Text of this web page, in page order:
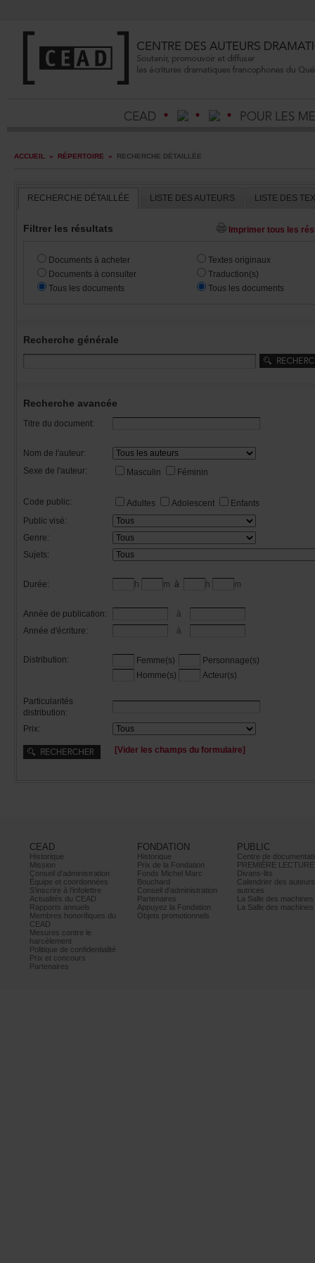
ACCUEIL » RÉPERTOIRE » RECHERCHEDÉTAILLÉE
RECHERCHEDÉTAILLÉE LISTEDESAUTEURS
Filtrerlesrésultats
Documentsàacheter
Documentsàconsulter
Touslesdocuments
Textesoriginaux
Traduction(s)
Touslesdocuments
Recherchegénérale
Rechercheavancée
Titredudocument:
Nomdel'auteur:
Sexedel'auteur:
Masculin Féminin
Codepublic: Adultes Adolescent
Enfants
Publicvisé:
Genre:
Sujets:
Durée: h m à h m
Annéedepublication:
à
Annéed'écriture:
à
Distribution: Femme(s)
Personnage(s)
Homme(s)
Acteur(s)
Particularités
distribution:
Prix:
[Viderleschampsduformulaire]
CEAD
Historique
Mission
Conseild’administration
Équipeetcoordonnées
S’inscrireàl’infolettre
ActualitésduCEAD
Rapportsannuels
Membreshonorifiquesdu
CEAD
Mesurescontrele
harcèlement
Politiquedeconfidentialité
Prixetconcours
Partenaires
FONDATION
Historique
PrixdelaFondation
FondsMichelMarc
Bouchard
Conseild’administration
Partenaires
AppuyezlaFondation
Objetspromotionnels
PUBLIC
PREMIÈRELECTURE
Divans-lits
autrices